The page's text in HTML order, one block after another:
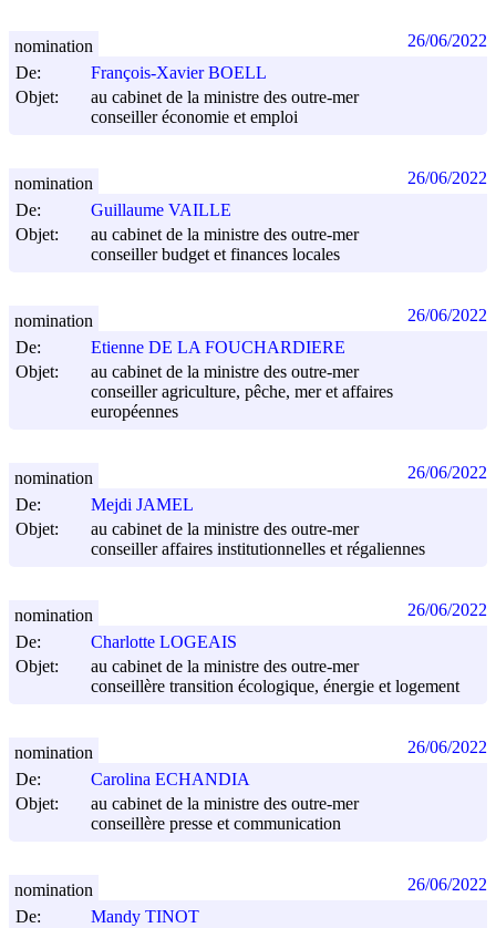
De:
François-Xavier BOELL
Objet:
au cabinet de la ministre des outre-mer
conseiller économie et emploi
nomination 26/06/2022
De:
Guillaume VAILLE
Objet:
au cabinet de la ministre des outre-mer
conseiller budget et finances locales
nomination 26/06/2022
De:
Etienne DE LA FOUCHARDIERE
Objet:
au cabinet de la ministre des outre-mer
conseiller agriculture, pêche, mer et affaires
européennes
nomination 26/06/2022
De:
Mejdi JAMEL
Objet:
au cabinet de la ministre des outre-mer
conseiller affaires institutionnelles et régaliennes
nomination 26/06/2022
De:
Charlotte LOGEAIS
Objet:
au cabinet de la ministre des outre-mer
conseillère transition écologique, énergie et logement
nomination 26/06/2022
De:
Carolina ECHANDIA
Objet:
au cabinet de la ministre des outre-mer
conseillère presse et communication
nomination 26/06/2022
De:
Mandy TINOT
nomination 26/06/2022